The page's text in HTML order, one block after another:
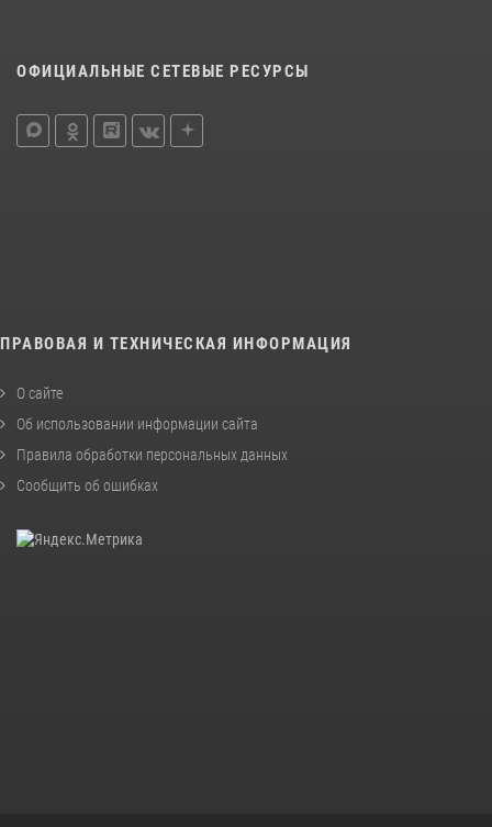
ОФИЦИАЛЬНЫЕ СЕТЕВЫЕ РЕСУРСЫ
ПРАВОВАЯ И ТЕХНИЧЕСКАЯ ИНФОРМАЦИЯ
О сайте
Об использовании информации сайта
Правила обработки персональных данных
Сообщить об ошибках